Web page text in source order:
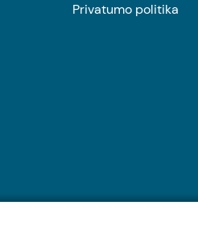
Privatumo politika